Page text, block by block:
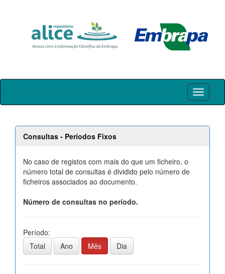
Skip
Consultas - Períodos Fixos
No caso de registos com mais do que um ficheiro, o
número total de consultas é dividido pelo número de
ficheiros associados ao documento.
Número de consultas no período.
Período:
Total
Ano Mês Dia